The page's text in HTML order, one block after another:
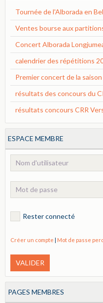
Tournée de l'Alborada en
Ventes bourse aux
Concert Alborada
calendrier des répétitions
Premier concert de la saison
résultats des concours du
résultats concours CRR
ESPACE MEMBRE
Rester connecté
Créer un compte | Mot de passe
VALIDER
PAGES MEMBRES